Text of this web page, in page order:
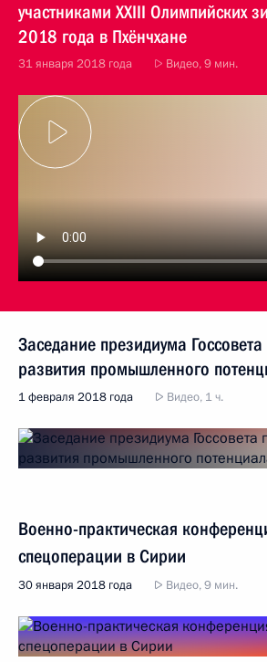
участниками XXIII Олимпийских
2018 года в Пхёнчхане
31 января 2018 года Видео, 9 мин.
Заседание президиума
развития промышленного
1 февраля 2018 года Видео, 1 ч.
Военно-практическая
спецоперации в Сирии
30 января 2018 года Видео, 9 мин.